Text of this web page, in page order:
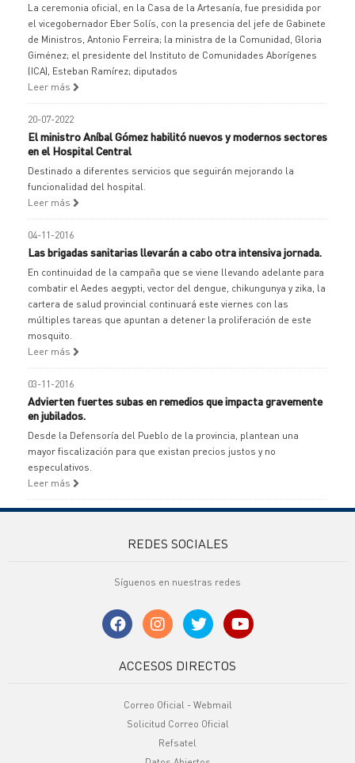
La ceremonia oficial, en la Casa de la Artesanía, fue presidida por
el vicegobernador Eber Solís, con la presencia del jefe de Gabinete
de Ministros, Antonio Ferreira; la ministra de la Comunidad, Gloria
Giménez; el presidente del Instituto de Comunidades Aborígenes
(ICA), Esteban Ramírez; diputados
Leer más
20-07-2022
El ministro Aníbal Gómez habilitó nuevos y modernos sectores
en el Hospital Central
Destinado a diferentes servicios que seguirán mejorando la
funcionalidad del hospital.
Leer más
04-11-2016
Las brigadas sanitarias llevarán a cabo otra intensiva jornada.
En continuidad de la campaña que se viene llevando adelante para
combatir el Aedes aegypti, vector del dengue, chikungunya y zika, la
cartera de salud provincial continuará este viernes con las
múltiples tareas que apuntan a detener la proliferación de este
mosquito.
Leer más
03-11-2016
Advierten fuertes subas en remedios que impacta gravemente
en jubilados.
Desde la Defensoría del Pueblo de la provincia, plantean una
mayor fiscalización para que existan precios justos y no
especulativos.
Leer más
REDES SOCIALES
Síguenos en nuestras redes
ACCESOS DIRECTOS
Correo Oficial - Webmail
Solicitud Correo Oficial
Refsatel